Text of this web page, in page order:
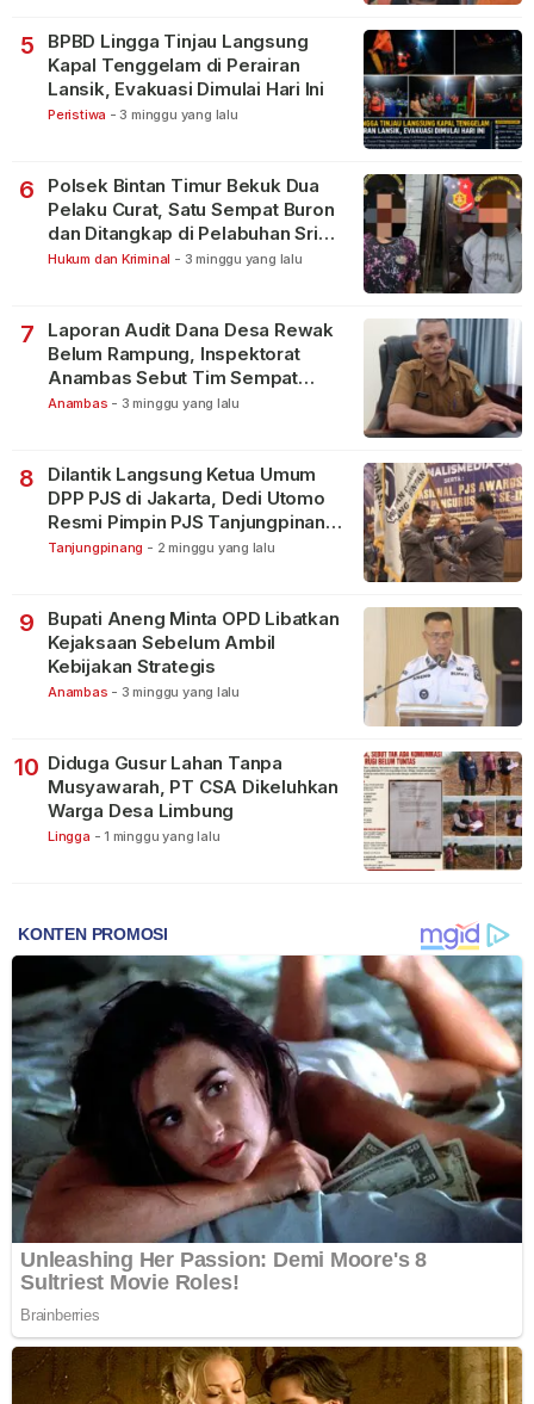
5
BPBD Lingga Tinjau Langsung
Kapal Tenggelam di Perairan
Lansik, Evakuasi Dimulai Hari Ini
Peristiwa - 3 minggu yang lalu
6
Polsek Bintan Timur Bekuk Dua
Pelaku Curat, Satu Sempat Buron
dan Ditangkap di Pelabuhan Sri
Bintan Pura
Hukum dan Kriminal - 3 minggu yang lalu
7
Laporan Audit Dana Desa Rewak
Belum Rampung, Inspektorat
Anambas Sebut Tim Sempat
Terbagi Tangani Kasus Lain
Anambas - 3 minggu yang lalu
8
Dilantik Langsung Ketua Umum
DPP PJS di Jakarta, Dedi Utomo
Resmi Pimpin PJS Tanjungpinang-
Bintan
Tanjungpinang - 2 minggu yang lalu
9
Bupati Aneng Minta OPD Libatkan
Kejaksaan Sebelum Ambil
Kebijakan Strategis
Anambas - 3 minggu yang lalu
10 Diduga Gusur Lahan Tanpa
Musyawarah, PT CSA Dikeluhkan
Warga Desa Limbung
Lingga - 1 minggu yang lalu